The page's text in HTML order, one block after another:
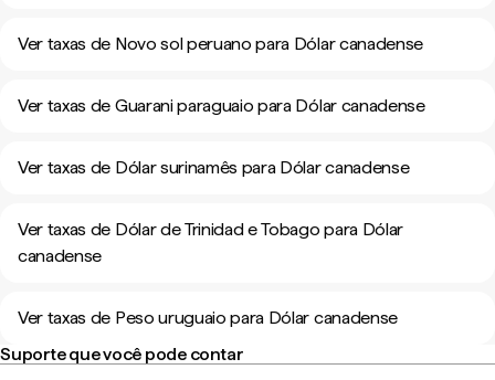
Ver taxas de Novo sol peruano para Dólar canadense
Ver taxas de Guarani paraguaio para Dólar canadense
Ver taxas de Dólar surinamês para Dólar canadense
Ver taxas de Dólar de Trinidad e Tobago para Dólar
canadense
Ver taxas de Peso uruguaio para Dólar canadense
Suporte que você pode contar